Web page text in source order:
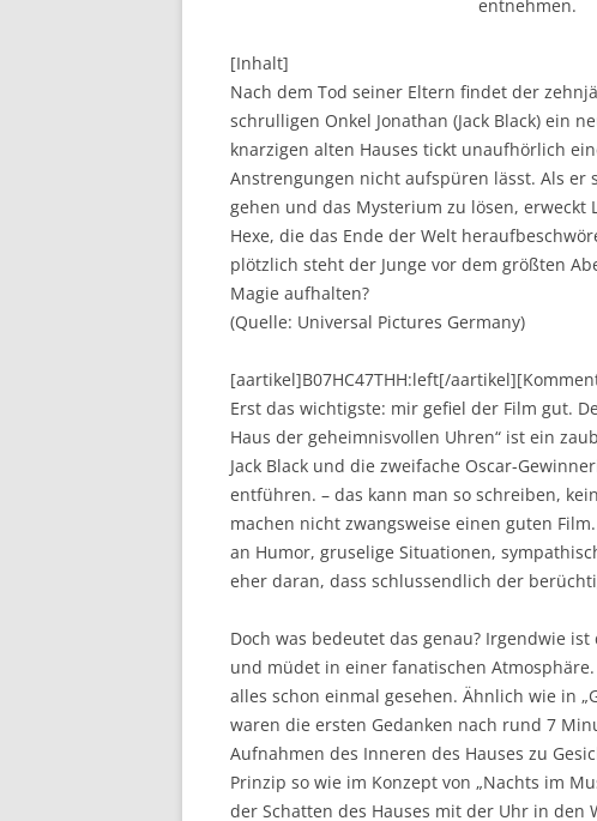
entnehmen.
[Inhalt]
Nach dem Tod seiner Eltern findet der
schrulligen Onkel Jonathan (Jack Black) ein
knarzigen alten Hauses tickt unaufhörlich
Anstrengungen nicht aufspüren lässt. Als er
gehen und das Mysterium zu lösen,
Hexe, die das Ende der Welt
plötzlich steht der Junge vor dem größten
Magie aufhalten?
(Quelle: Universal Pictures Germany)
[aartikel]B07HC47THH:left[/
Erst das wichtigste: mir gefiel der Film gut.
Haus der geheimnisvollen Uhren“ ist ein
Jack Black und die zweifache Oscar-
entführen. – das kann man so schreiben,
machen nicht zwangsweise einen guten
an Humor, gruselige Situationen,
eher daran, dass schlussendlich der
Doch was bedeutet das genau? Irgendwie
und müdet in einer fanatischen
alles schon einmal gesehen. Ähnlich wie in
waren die ersten Gedanken nach rund 7
Aufnahmen des Inneren des Hauses zu
Prinzip so wie im Konzept von „Nachts im
der Schatten des Hauses mit der Uhr in den